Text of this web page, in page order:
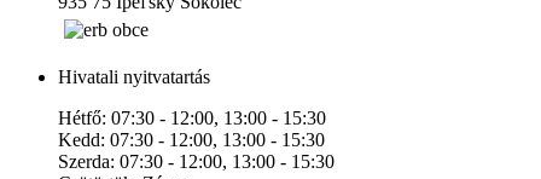
Hivatali nyitvatartás
Hétfő: 07:30 - 12:00, 13:00 - 15:30
Kedd: 07:30 - 12:00, 13:00 - 15:30
Szerda: 07:30 - 12:00, 13:00 - 15:30